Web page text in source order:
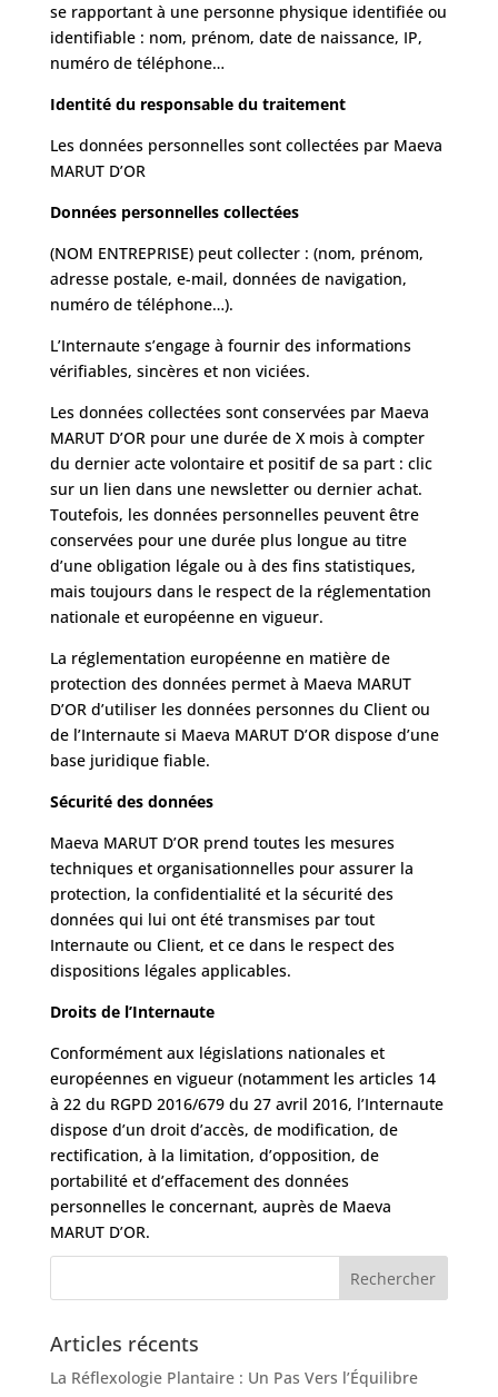
se rapportant à une personne physique identifiée ou
identifiable : nom, prénom, date de naissance, IP,
numéro de téléphone…
Identité du responsable du traitement
Les données personnelles sont collectées par Maeva
MARUT D’OR
Données personnelles collectées
(NOM ENTREPRISE) peut collecter : (nom, prénom,
adresse postale, e-mail, données de navigation,
numéro de téléphone…).
L’Internaute s’engage à fournir des informations
vérifiables, sincères et non viciées.
Les données collectées sont conservées par Maeva
MARUT D’OR pour une durée de X mois à compter
du dernier acte volontaire et positif de sa part : clic
sur un lien dans une newsletter ou dernier achat.
Toutefois, les données personnelles peuvent être
conservées pour une durée plus longue au titre
d’une obligation légale ou à des fins statistiques,
mais toujours dans le respect de la réglementation
nationale et européenne en vigueur.
La réglementation européenne en matière de
protection des données permet à Maeva MARUT
D’OR d’utiliser les données personnes du Client ou
de l’Internaute si Maeva MARUT D’OR dispose d’une
base juridique fiable.
Sécurité des données
Maeva MARUT D’OR prend toutes les mesures
techniques et organisationnelles pour assurer la
protection, la confidentialité et la sécurité des
données qui lui ont été transmises par tout
Internaute ou Client, et ce dans le respect des
dispositions légales applicables.
Droits de l’Internaute
Conformément aux législations nationales et
européennes en vigueur (notamment les articles 14
à 22 du RGPD 2016/679 du 27 avril 2016, l’Internaute
dispose d’un droit d’accès, de modification, de
rectification, à la limitation, d’opposition, de
portabilité et d’effacement des données
personnelles le concernant, auprès de Maeva
MARUT D’OR.
Articles récents
La Réflexologie Plantaire : Un Pas Vers l’Équilibre